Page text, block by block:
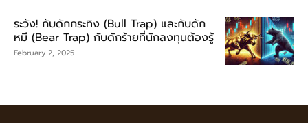
ระวัง! กับดักกระทิง (Bull Trap) และกับดัก
หมี (Bear Trap) กับดักร้ายที่นักลงทุนต้องรู้
February 2, 2025